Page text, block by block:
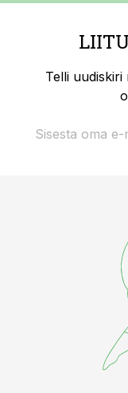
Telli uudiskiri